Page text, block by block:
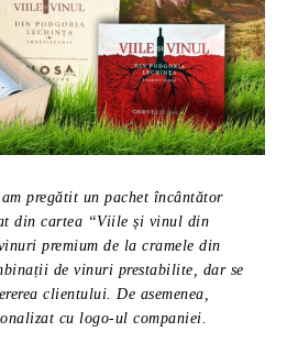
pregătit un pachet încântător
din cartea “Viile și vinul din
premium de la cramele din
de vinuri prestabilite, dar se
clientului. De asemenea,
cu logo-ul companiei.